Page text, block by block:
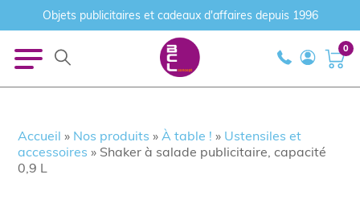
Objets publicitaires et cadeaux d'affaires depuis 1996
0
Accueil » Nos produits »À table ! » Ustensiles et
accessoires » Shaker à salade publicitaire, capacité
0,9 L